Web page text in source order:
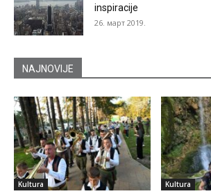
inspiracije
26. март 2019.
NAJNOVIJE
Kultura Kultura